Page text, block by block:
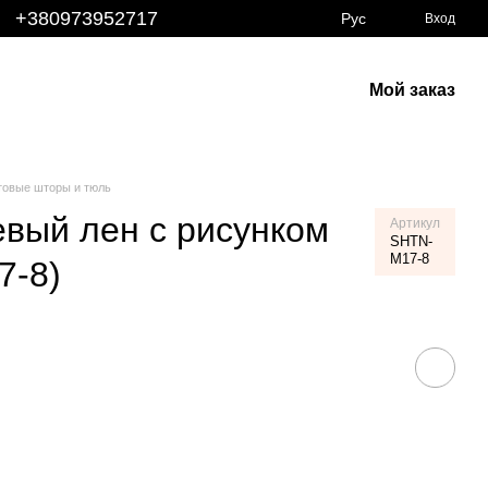
+380973952717 Рус Вход
Мой заказ
шторы и тюль
лен с рисунком
8)
Артикул
SHTN-
M17-8